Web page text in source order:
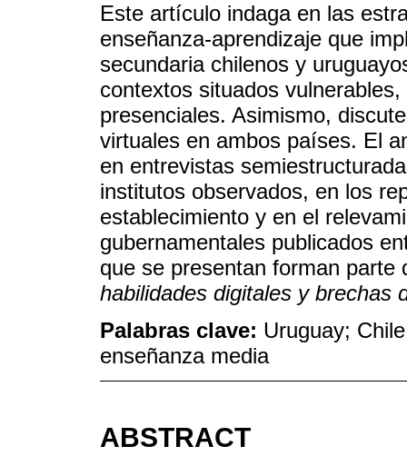
Este artículo indaga en las
enseñanza-aprendizaje que
secundaria chilenos y
contextos situados
presenciales. Asimismo,
virtuales en ambos países. El
en entrevistas
institutos observados, en los
establecimiento y en el
gubernamentales publicados
que se presentan forman
habilidades digitales y brechas
Palabras clave: Uruguay;
enseñanza media
ABSTRACT